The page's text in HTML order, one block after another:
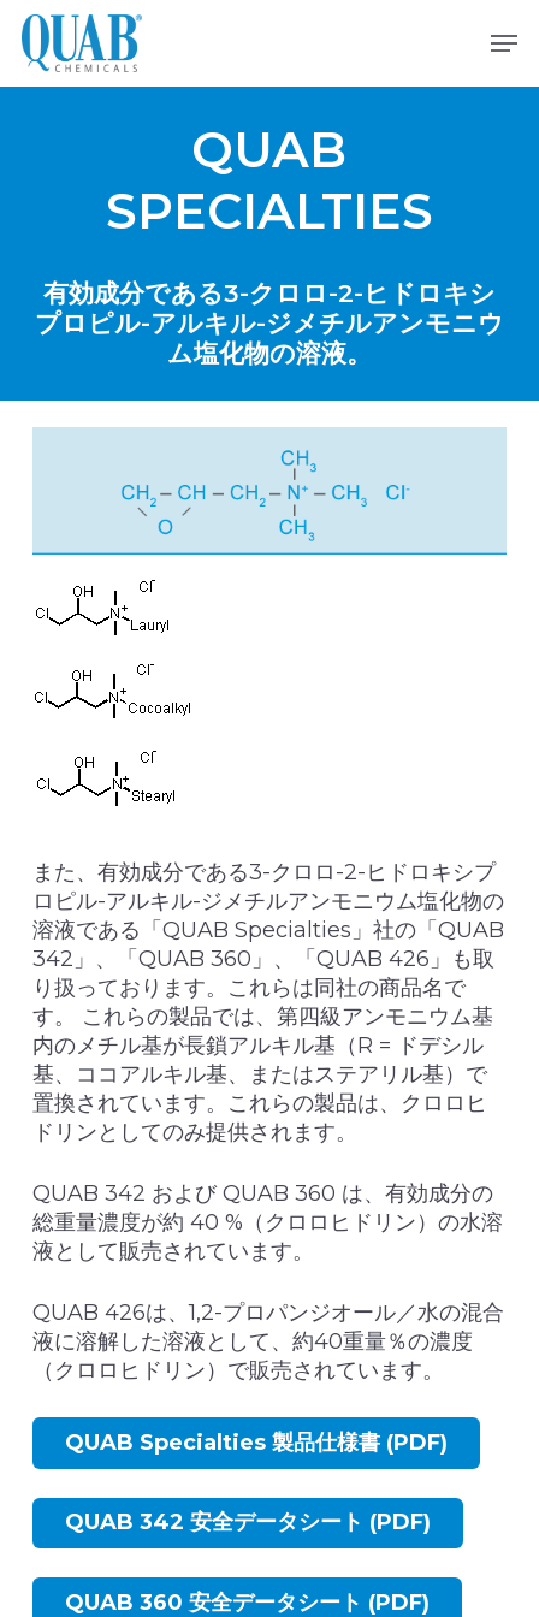
メニュー
QUAB
SPECIALTIES
有効成分である3-クロロ-2-ヒドロキシ
プロピル-アルキル-ジメチルアンモニウ
ム塩化物の溶液。
また、有効成分である3-クロロ-2-ヒドロキシプ
ロピル-アルキル-ジメチルアンモニウム塩化物の
溶液である「QUAB Specialties」社の「QUAB
342」、「QUAB 360」、「QUAB 426」も取
り扱っております。これらは同社の商品名で
す。 これらの製品では、第四級アンモニウム基
内のメチル基が長鎖アルキル基（R = ドデシル
基、ココアルキル基、またはステアリル基）で
置換されています。これらの製品は、クロロヒ
ドリンとしてのみ提供されます。
QUAB 342 および QUAB 360 は、有効成分の
総重量濃度が約 40 %（クロロヒドリン）の水溶
液として販売されています。
QUAB 426は、1,2-プロパンジオール／水の混合
液に溶解した溶液として、約40重量％の濃度
（クロロヒドリン）で販売されています。
QUAB Specialties 製品仕様書 (PDF)
QUAB 342 安全データシート (PDF)
QUAB 360 安全データシート (PDF)